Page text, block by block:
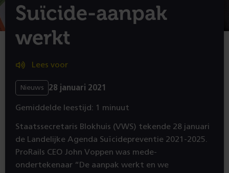
Suïcide-aanpak
werkt
Lees voor
Nieuws 28 januari 2021
Gemiddelde leestijd: 1 minuut
Staatssecretaris Blokhuis (VWS) tekende 28 januari
de Landelijke Agenda Suïcidepreventie 2021-2025.
ProRails CEO John Voppen was mede-
ondertekenaar “De aanpak werkt en we